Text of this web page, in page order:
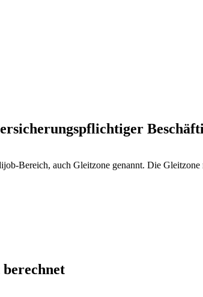
Bereich, auch Gleitzone genannt. Die